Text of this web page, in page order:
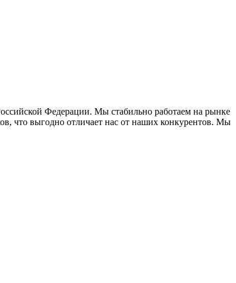
Федерации. Мы стабильно работаем на рынке
что выгодно отличает нас от наших конкурентов. Мы